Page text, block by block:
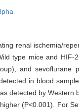
renal ischemia/
type mice and HIF-
and sevoflurane
in blood
detected by Western
(P<0.001). For